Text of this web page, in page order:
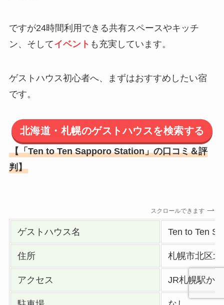
ですが24時間利用できる共有スペースやキッチ
ン、そしてイベント も充実しています。
ゲストハウス初心者へ、まずはおすすめしたい宿
です。
北海道・札幌のゲストハウスを検索する
【「Ten to Ten Sapporo Station」の口コミ＆評
判】
スクロールできます
ゲストハウス名 Ten to Ten
住所 札幌市北区
アクセス JR札幌駅か